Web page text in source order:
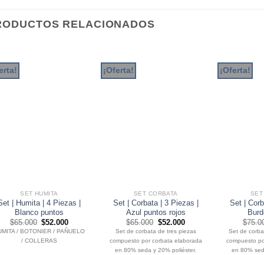
RELACIONADOS
SET HUMITA
| Humita | 4 Piezas |
Blanco puntos
$65.000 El
precio
era:
$52.000El
precio
/ BOTONIER / PAÑUELO
/ COLLERAS
¡Oferta!
SET CORBATA
Set | Corbata | 3 Piezas |
Azul puntos rojos
$65.000 El
precio
original
era:
$65.000.
$52.000El
precio
es:
$52.000.
Set de corbata de tres piezas
compuesto por corbata elaborada
en 80% seda y 20% poliéster.
¡Oferta!
SET
Set |
$
Set de
compuesto
en 80%